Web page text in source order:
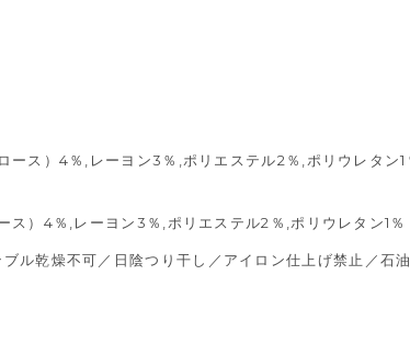
ース）4％,レーヨン3％,ポリエステル2％,ポリウレタン
）4％,レーヨン3％,ポリエステル2％,ポリウレタン1％
ル乾燥不可／日陰つり干し／アイロン仕上げ禁止／石